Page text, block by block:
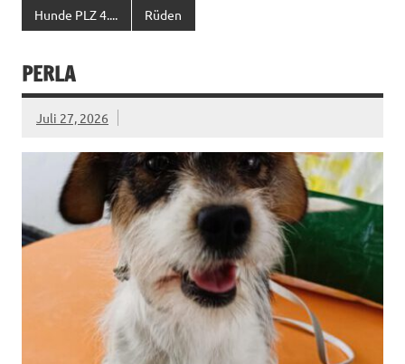
Hunde PLZ 4.... Rüden
PERLA
Juli 27, 2026